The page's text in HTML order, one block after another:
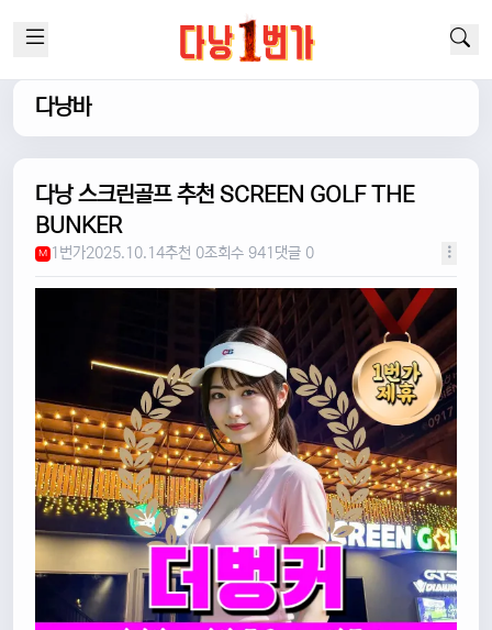
다낭바
다낭 스크린골프 추천 SCREEN GOLF THE
BUNKER
M 1번가2025.10.14추천 0조회수 941 댓글 0